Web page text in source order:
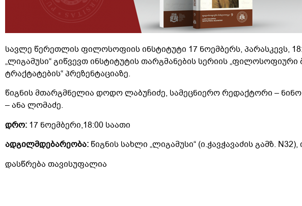
სავლე წერეთლის ფილოსოფიის ინსტიტუტი 17 ნოემბერს, პარასკევს,
„ლიგამუსი“ გიწვევთ ინსტიტუტის თარგმანების სერიის
ტრაქტატების“ პრეზენტაციაზე.
წიგნის მთარგმნელია დოდო ლაბუჩიძე, სამეცნიერო რედაქტორი –
– ანა ლომაძე.
დრო: 17 ნოემბერი,18:00 საათი
ადგილმდებარეობა: წიგნის სახლი „ლიგამუსი“ (ი.ჭავჭავაძის გამზ.
დასწრება თავისუფალია